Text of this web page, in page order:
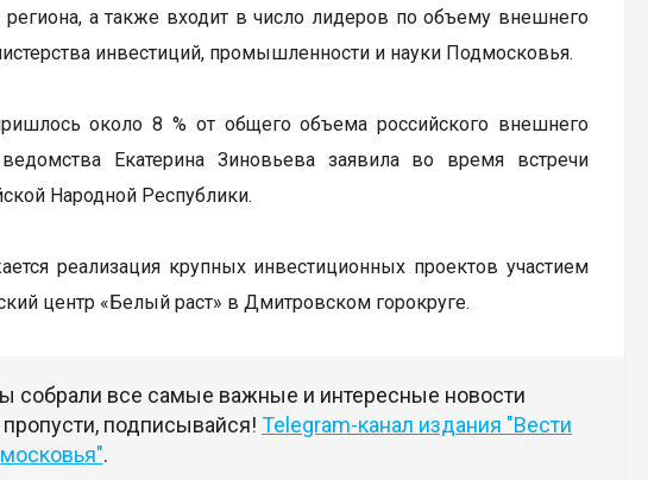
а также входит в число лидеров по объему внешнего
инвестиций, промышленности и науки Подмосковья.
около 8 % от общего объема российского внешнего
Екатерина Зиновьева заявила во время встречи
Народной Республики.
реализация крупных инвестиционных проектов участием
центр «Белый раст» в Дмитровском горокруге.
собрали все самые важные и интересные новости
подписывайся! Telegram-канал издания "Вести
.